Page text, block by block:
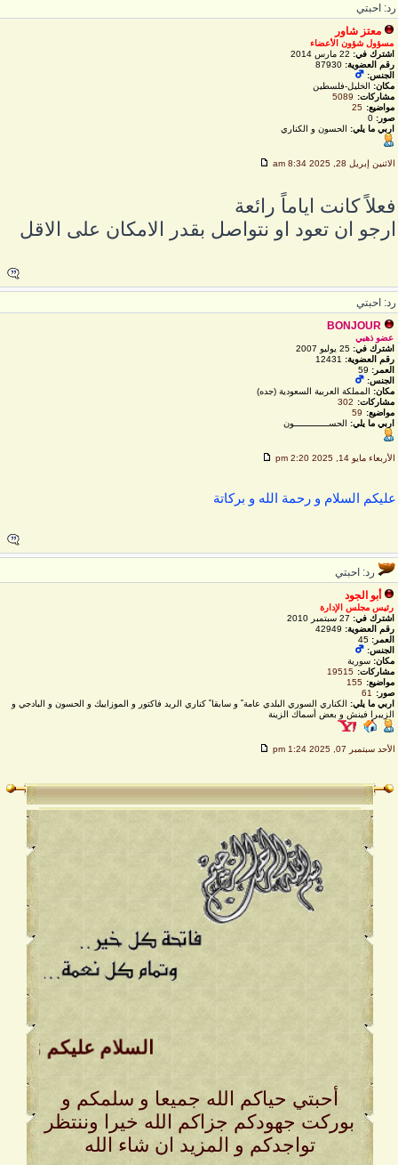
احبتي
معتز شاور
مسؤول شؤون الأعضاء
اشترك في:22 مارس 2014
رقم العضوية:87930
الجنس:
مكان:الخليل-فلسطين
مشاركات:
5089
مواضيع:
25
صور: 0
اربي ما يلي:الحسون و الكناري
الاثنين إبريل 28, 2025 8:34 am
كانت اياماً رائعة
ان تعود او نتواصل بقدر الامكان على الاقل
احبتي
BONJOUR
عضو ذهبي
اشترك في:25 يوليو 2007
رقم العضوية:12431
العمر: 59
الجنس:
مكان:المملكة العربية السعودية (جده)
مشاركات:
302
مواضيع:
59
اربي ما يلي:الحســـــــــــــون
الأربعاء مايو 14, 2025 2:20 pm
السلام و رحمة الله و بركاتة
رد: احبتي
أبو الجود
رئيس مجلس الإدارة
اشترك في:27 سبتمبر 2010
رقم العضوية:42949
العمر: 45
الجنس:
مكان:سورية
مشاركات:
19515
مواضيع:
155
صور:
61
اربي ما يلي:الكناري السوري البلدي عامة ً و سابقا ً كناري الريد فاكتور و الموزاييك و الحسون و البادجي و
الزيبرا فينش و بعض أسماك الزينة
الأحد سبتمبر 07, 2025 1:24 pm
السلام عليكم وَ
أحبتي حياكم الله جميعا و سلمكم و
بوركت جهودكم جزاكم الله خيرا وننتظر
تواجدكم و المزيد ان شاء الله